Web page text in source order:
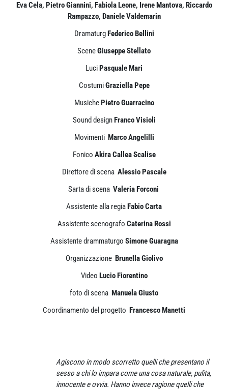
Eva Cela, Pietro Giannini, Fabiola Leone, Irene Mantova, Riccardo
Rampazzo, Daniele Valdemarin
Dramaturg Federico Bellini
SceneGiuseppe Stellato
Luci Pasquale Mari
CostumiGraziella Pepe
Musiche Pietro Guarracino
Sound design Franco Visioli
Movimenti Marco Angelilli
Fonico Akira Callea Scalise
Direttore di scena Alessio Pascale
Sarta di scena Valeria Forconi
Assistente alla regia Fabio Carta
Assistente scenografo Caterina Rossi
Assistente drammaturgo Simone Guaragna
Organizzazione Brunella Giolivo
Video Lucio Fiorentino
foto di scena Manuela Giusto
Coordinamento del progetto Francesco Manetti
Agiscono in modo scorretto quelli che presentano il
sesso a chi lo impara come una cosa naturale, pulita,
innocente e ovvia. Hanno invece ragione quelli che